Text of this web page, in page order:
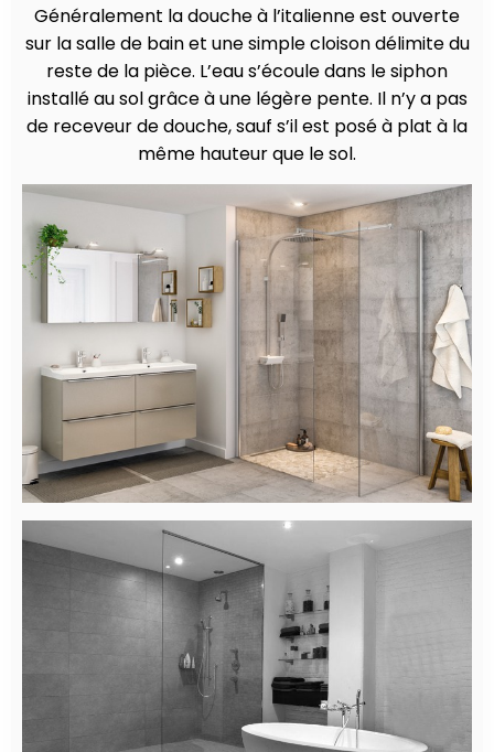
Généralement la douche à l’italienne est ouverte
sur la salle de bain et une simple cloison délimite du
reste de la pièce. L’eau s’écoule dans le siphon
installé au sol grâce à une légère pente. Il n’y a pas
de receveur de douche, sauf s’il est posé à plat à la
même hauteur que le sol.